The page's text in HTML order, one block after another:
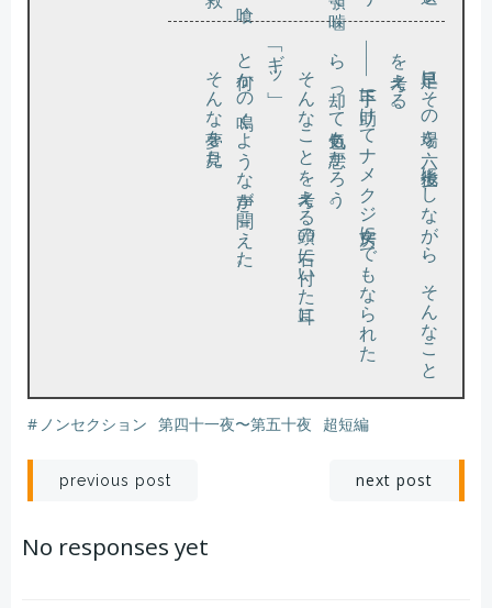
早足に
そ
の場
を六
、七歩後
に
し
な
が
ら
、
そ
ん
な
こ
と
を考え
る
。
―
―下手
に助
け
て
ナ
メ
ク
ジ女房
に
で
も
な
ら
れ
た
ら
、却
っ
て気色
も悪
か
ろ
う
。
そんなことを考える頭の右に付いた耳に、
「ギッ」
と何かの鳴くような声が聞こえた。
そんな夢を見た。
# ノンセクション 第四十一夜〜第五十夜 超短編
投
稿
previous post next post
No responses yet